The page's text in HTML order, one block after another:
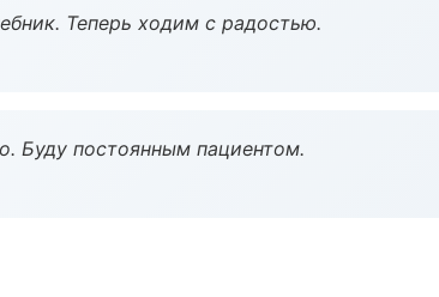
Теперь ходим с радостью.
Буду постоянным пациентом.